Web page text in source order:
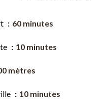
60 minutes
10 minutes
mètres
10 minutes